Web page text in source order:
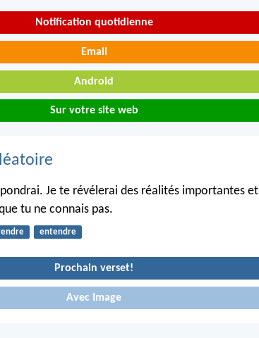
Notification quotidienne
Email
Android
Sur votre site web
Je te révélerai des réalités importantes et
tu ne connais pas.
entendre
Prochain verset!
Avec Image